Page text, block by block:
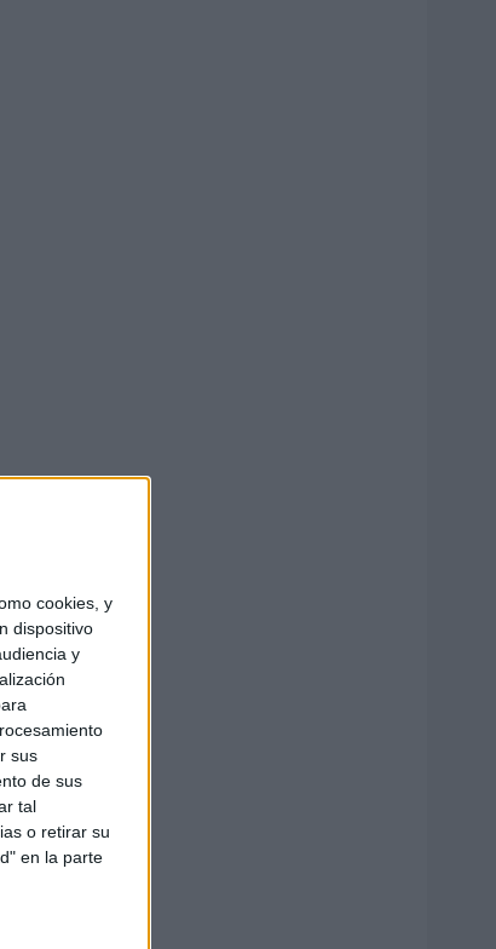
cookies, y
dispositivo
y
sus
de sus
tal
o retirar su
en la parte